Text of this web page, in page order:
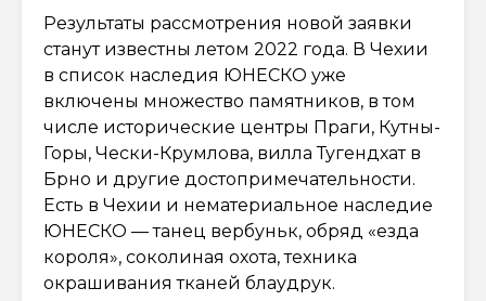
Результаты рассмотрения новой заявки
станут известны летом 2022 года. В Чехии
в список наследия ЮНЕСКО уже
включены множество памятников, в том
числе исторические центры Праги, Кутны-
Горы, Чески-Крумлова, вилла Тугендхат в
Брно и другие достопримечательности.
Есть в Чехии и нематериальное наследие
ЮНЕСКО — танец вербуньк, обряд «езда
короля», соколиная охота, техника
окрашивания тканей блаудрук.